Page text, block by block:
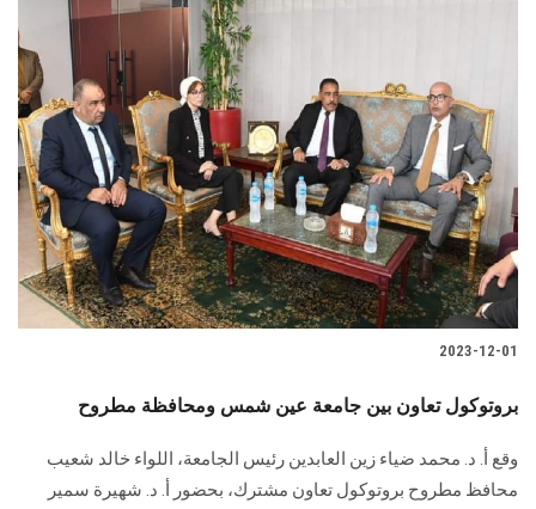
2023-12-01
بروتوكول تعاون بين جامعة عين شمس ومحافظة مطروح
وقع أ. د. محمد ضياء زين العابدين رئيس الجامعة، اللواء خالد شعيب
محافظ مطروح بروتوكول تعاون مشترك، بحضور أ. د. شهيرة سمير